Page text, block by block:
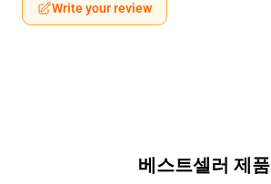
Write your review
베스트셀러 제품